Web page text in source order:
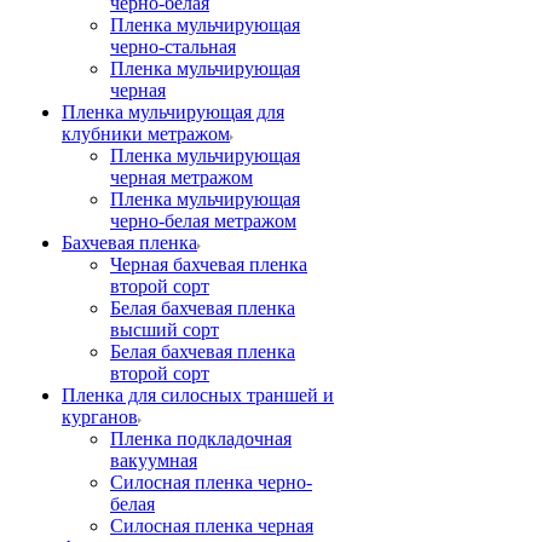
Пленка мульчирующая
черно-стальная
Пленка мульчирующая
черная
Пленка мульчирующая для
клубники метражом
Пленка мульчирующая
черная метражом
Пленка мульчирующая
черно-белая метражом
Бахчевая пленка
Черная бахчевая пленка
второй сорт
Белая бахчевая пленка
высший сорт
Белая бахчевая пленка
второй сорт
Пленка для силосных траншей и
курганов
Пленка подкладочная
вакуумная
Силосная пленка черно-
белая
Силосная пленка черная